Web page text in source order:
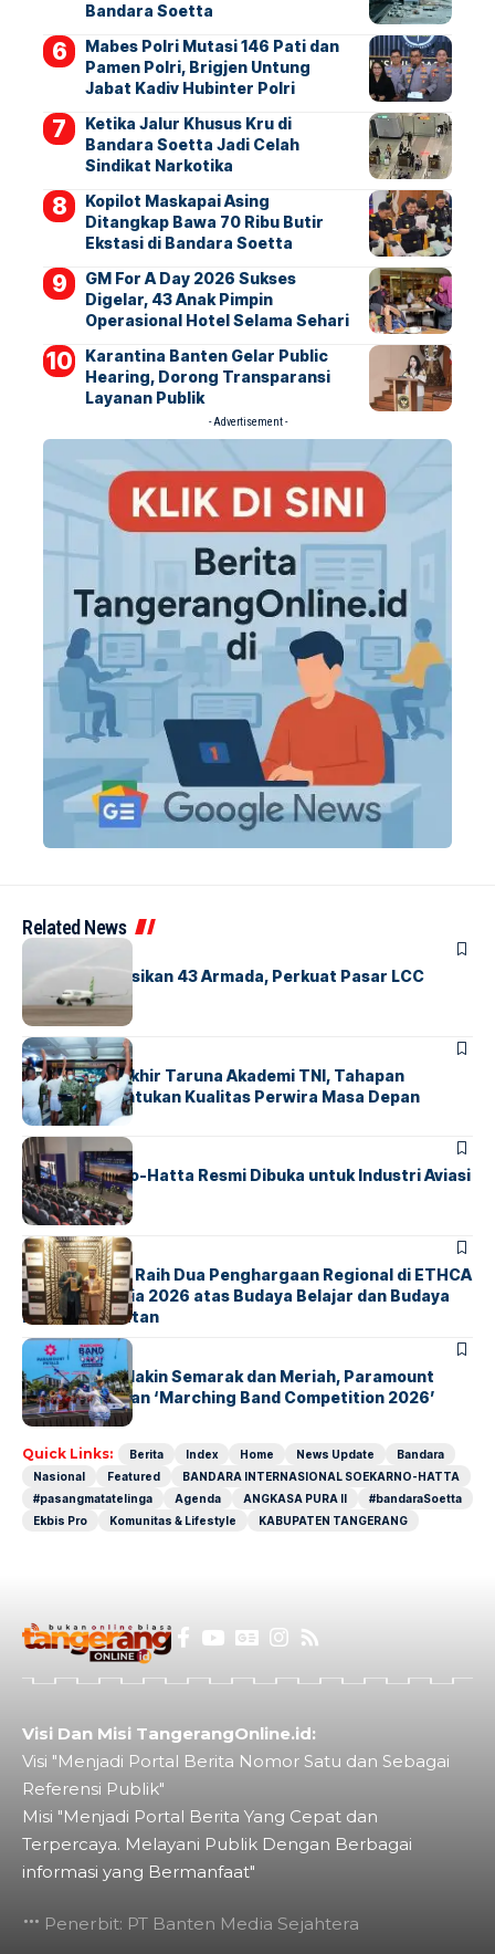
Bandara Soetta
Mabes Polri Mutasi 146 Pati dan
Pamen Polri, Brigjen Untung
Jabat Kadiv Hubinter Polri
Ketika Jalur Khusus Kru di
Bandara Soetta Jadi Celah
Sindikat Narkotika
Kopilot Maskapai Asing
Ditangkap Bawa 70 Ribu Butir
Ekstasi di Bandara Soetta
GM For A Day 2026 Sukses
Digelar, 43 Anak Pimpin
Operasional Hotel Selama Sehari
Karantina Banten Gelar Public
Hearing, Dorong Transparansi
Layanan Publik
- Advertisement -
Related News
BANDARA
Citilink Operasikan 43 Armada, Perkuat Pasar LCC
Nasional
BERITA
Sidang Pantukhir Taruna Akademi TNI, Tahapan
Strategis Tentukan Kualitas Perwira Masa Depan
BANDARA BERITA
IALC Soekarno-Hatta Resmi Dibuka untuk Industri Aviasi
Dunia
BERITA
ParagonCorp Raih Dua Penghargaan Regional di ETHCA
Southeast Asia 2026 atas Budaya Belajar dan Budaya
Kebermanfaatan
BERITA INDEX
Akhir Pekan Makin Semarak dan Meriah, Paramount
Petals Hadirkan ‘Marching Band Competition 2026’
Quick Links: Berita Index Home News Update
Bandara
Nasional
Featured
BANDARA INTERNASIONAL SOEKARNO-HATTA
#pasangmatatelinga
Agenda ANGKASA PURA II
#bandaraSoetta
Ekbis Pro
Komunitas & Lifestyle KABUPATEN TANGERANG
Visi Dan Misi TangerangOnline.id:
Visi "Menjadi Portal Berita Nomor Satu dan Sebagai
Referensi Publik"
Misi "Menjadi Portal Berita Yang Cepat dan
Terpercaya. Melayani Publik Dengan Berbagai
informasi yang Bermanfaat"
Penerbit: PT Banten Media Sejahtera